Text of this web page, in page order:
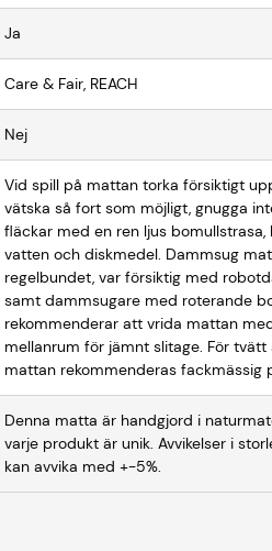
Ja
Care & Fair, REACH
Nej
Vid spill på mattan torka försiktigt
vätska så fort som möjligt, gnugga
fläckar med en ren ljus
vatten och diskmedel. Dammsug
regelbundet, var försiktig med
samt dammsugare med roterande
rekommenderar att vrida mattan
mellanrum för jämnt slitage. För tvätt
mattan rekommenderas fackmässig
Denna matta är handgjord i
varje produkt är unik. Avvikelser i
kan avvika med +-5%.